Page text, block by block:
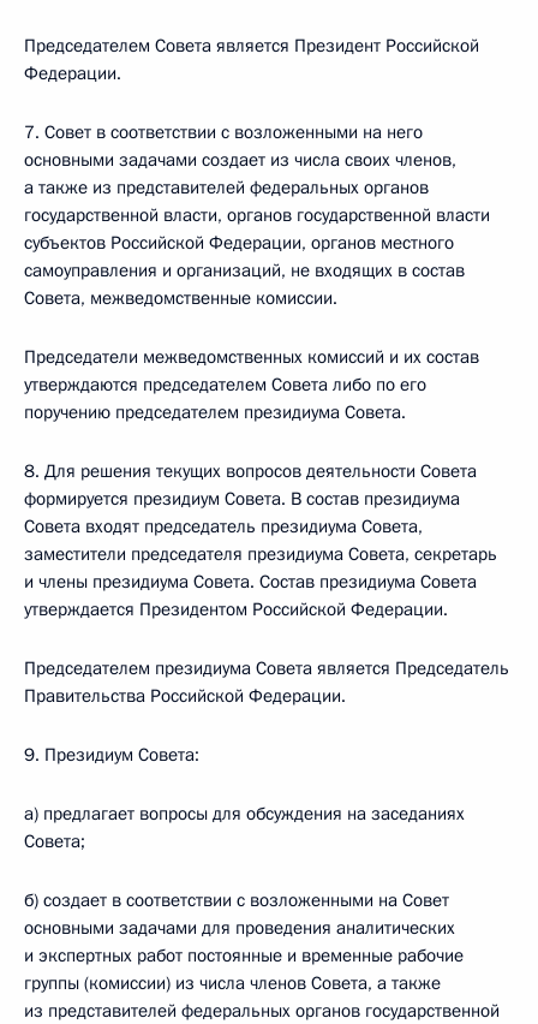
Председателем Совета является Президент Российской
Федерации.
7. Совет в соответствии с возложенными на него
основными задачами создает из числа своих членов,
а также из представителей федеральных органов
государственной власти, органов государственной власти
субъектов Российской Федерации, органов местного
самоуправления и организаций, не входящих в состав
Совета, межведомственные комиссии.
Председатели межведомственных комиссий и их состав
утверждаются председателем Совета либо по его
поручению председателем президиума Совета.
8. Для решения текущих вопросов деятельности Совета
формируется президиум Совета. В состав президиума
Совета входят председатель президиума Совета,
заместители председателя президиума Совета, секретарь
и члены президиума Совета. Состав президиума Совета
утверждается Президентом Российской Федерации.
Председателем президиума Совета является Председатель
Правительства Российской Федерации.
9. Президиум Совета:
а) предлагает вопросы для обсуждения на заседаниях
Совета;
б) создает в соответствии с возложенными на Совет
основными задачами для проведения аналитических
и экспертных работ постоянные и временные рабочие
группы (комиссии) из числа членов Совета, а также
из представителей федеральных органов государственной